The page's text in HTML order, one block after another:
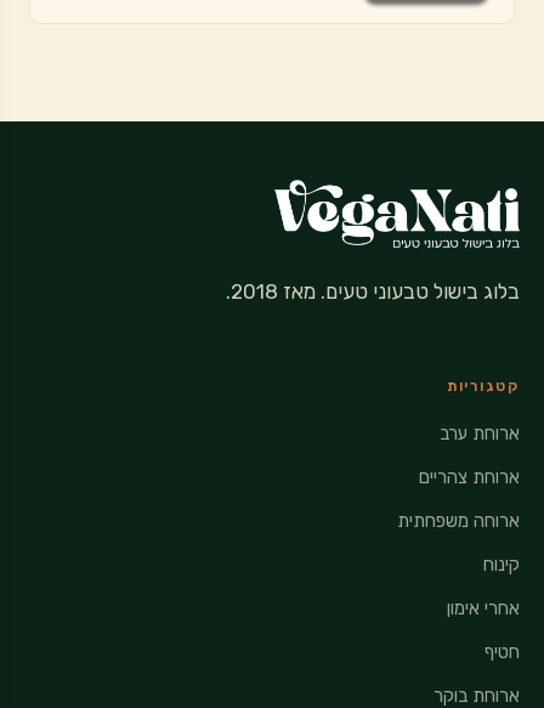
בלוג בישול טבעוני טעים. מאז 2018.
קטגוריות
ארוחת ערב
ארוחת צהריים
ארוחה משפחתית
קינוח
אחרי אימון
חטיף
ארוחת בוקר